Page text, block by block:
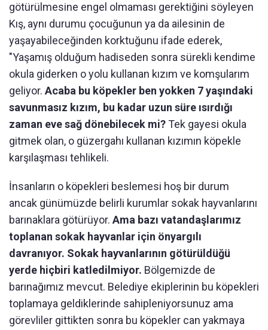
götürülmesine engel olmaması gerektiğini söyleyen
Kış, aynı durumu çocuğunun ya da ailesinin de
yaşayabileceğinden korktuğunu ifade ederek,
"Yaşamış olduğum hadiseden sonra sürekli kendime
okula giderken o yolu kullanan kızım ve komşularım
geliyor. Acaba bu köpekler ben yokken 7 yaşındaki
savunmasız kızım, bu kadar uzun süre ısırdığı
zaman eve sağ dönebilecek mi?Tek gayesi okula
gitmek olan, o güzergahı kullanan kızımın köpekle
karşılaşması tehlikeli.
İnsanların o köpekleri beslemesi hoş bir durum
ancak günümüzde belirli kurumlar sokak hayvanlarını
barınaklara götürüyor. Ama bazı vatandaşlarımız
toplanan sokak hayvanlar için önyargılı
davranıyor. Sokak hayvanlarının götürüldüğü
yerde hiçbiri katledilmiyor. Bölgemizde de
barınağımız mevcut. Belediye ekiplerinin bu köpekleri
toplamaya geldiklerinde sahipleniyorsunuz ama
görevliler gittikten sonra bu köpekler can yakmaya